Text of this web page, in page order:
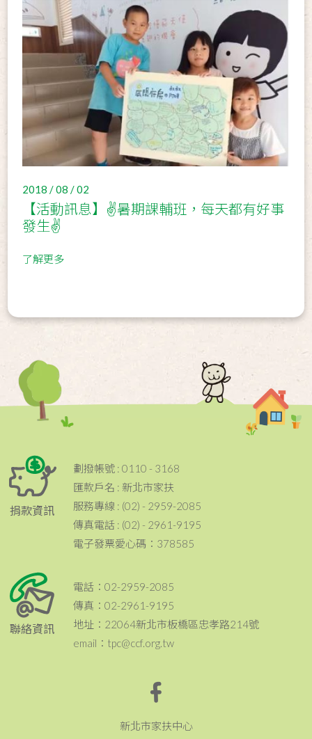
2018 / 08 / 02
【活動訊息】✌️暑期課輔班，每天都有好事
發生✌️
了解更多
捐款資訊
劃撥帳號 : 0110 - 3168
匯款戶名 : 新北市家扶
服務專線 : (02) - 2959-2085
傳真電話 : (02) - 2961-9195
電子發票愛心碼：378585
聯絡資訊
電話：02-2959-2085
傳真：02-2961-9195
地址：22064新北市板橋區忠孝路214號
email：tpc@ccf.org.tw
新北市家扶中心